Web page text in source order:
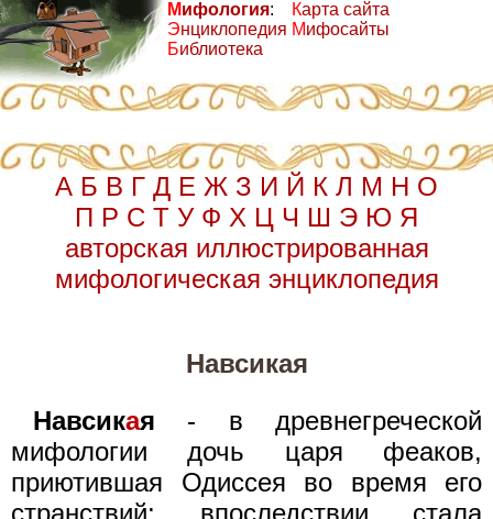
Мифология:
Энциклопедия
Библиотека
Карта сайта
Мифосайты
А Б В Г Д Е Ж З И Й К Л М Н О
П Р С Т У Ф Х Ц Ч Ш Э Ю Я
авторская иллюстрированная
мифологическая энциклопедия
Навсикая
Навсикая - в древнегреческой
мифологии дочь царя феаков,
приютившая Одиссея во время его
странствий; впоследствии стала